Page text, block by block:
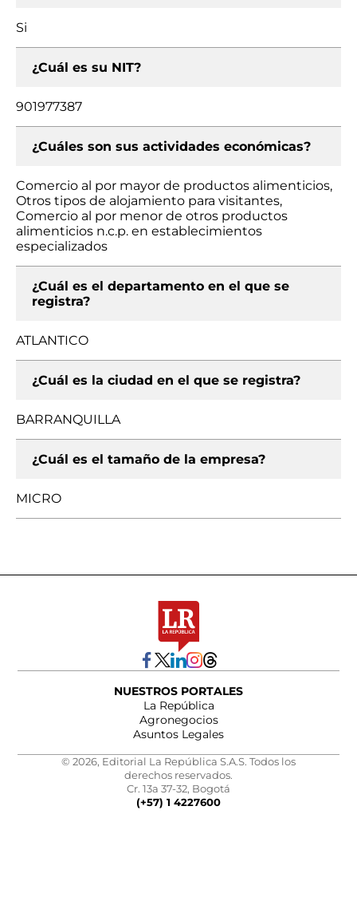
Si
¿Cuál es su NIT?
901977387
¿Cuáles son sus actividades económicas?
Comercio al por mayor de productos alimenticios,
Otros tipos de alojamiento para visitantes,
Comercio al por menor de otros productos
alimenticios n.c.p. en establecimientos
especializados
¿Cuál es el departamento en el que se
registra?
ATLANTICO
¿Cuál es la ciudad en el que se registra?
BARRANQUILLA
¿Cuál es el tamaño de la empresa?
MICRO
NUESTROS PORTALES
La República
Agronegocios
Asuntos Legales
© 2026, Editorial La República S.A.S. Todos los
derechos reservados.
Cr. 13a 37-32, Bogotá
(+57) 1 4227600